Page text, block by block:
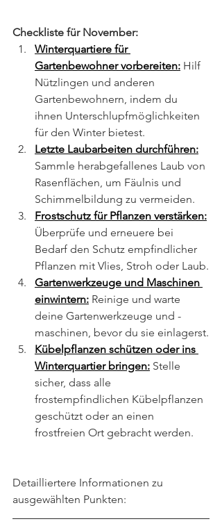
Checkliste für November:
Winterquartiere für
Gartenbewohner vorbereiten: Hilf
Nützlingen und anderen
Gartenbewohnern, indem du
ihnen Unterschlupfmöglichkeiten
für den Winter bietest.
Letzte Laubarbeiten durchführen:
Sammle herabgefallenes Laub von
Rasenflächen, um Fäulnis und
Schimmelbildung zu vermeiden.
Frostschutz für Pflanzen verstärken:
Überprüfe und erneuere bei
Bedarf den Schutz empfindlicher
Pflanzen mit Vlies, Stroh oder Laub.
Gartenwerkzeuge und Maschinen
einwintern: Reinige und warte
deine Gartenwerkzeuge und -
maschinen, bevor du sie einlagerst.
Kübelpflanzen schützen oder ins
Winterquartier bringen: Stelle
sicher, dass alle
frostempfindlichen Kübelpflanzen
geschützt oder an einen
frostfreien Ort gebracht werden.
Detailliertere Informationen zu
ausgewählten Punkten: